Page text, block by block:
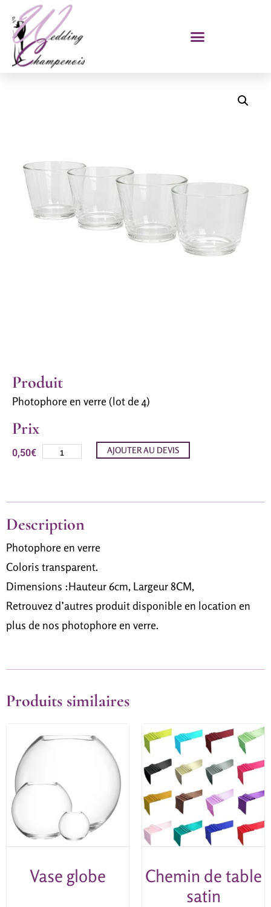
Produit
Photophore en verre (lot de 4)
Prix
0,50€ AJOUTER AU DEVIS
Description
Photophore en verre
Coloris transparent.
Dimensions :Hauteur 6cm, Largeur 8CM,
Retrouvez d’autres produit disponible en location en
plus de nos photophore en verre.
Produits similaires
Vase globe
Chemin de table
satin